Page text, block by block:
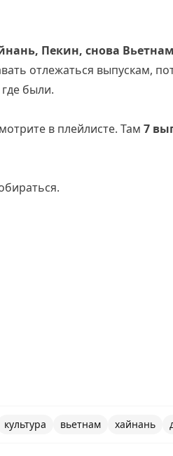
Пекин, снова
отлежаться выпускам,
были.
в плейлисте. Там 7
культура вьетнам хайнань